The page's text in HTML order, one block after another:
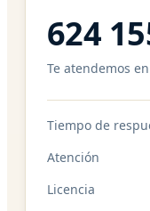
624
Te atendemos
Tiempo de
Atención
Licencia